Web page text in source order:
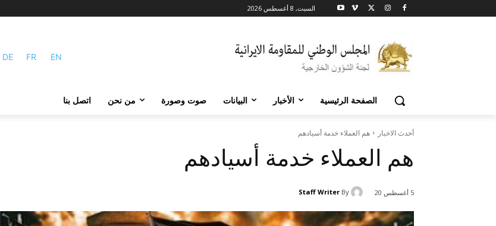
السبت, 8 أغسطس 2026
DE FR EN
الصفحة الرئيسية الأخبار البيانات صوت وصورة من نحن اتصل بنا
أحدث الاخبار هم العملاء خدمة أسيادهم
هم العملاء خدمة أسيادهم
5 أغسطس 20 By
Staff Writer